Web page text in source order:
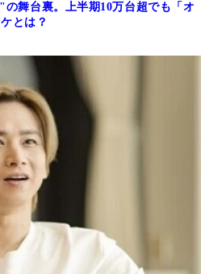
舞台裏。上半期10万台超でも「オ
とは？